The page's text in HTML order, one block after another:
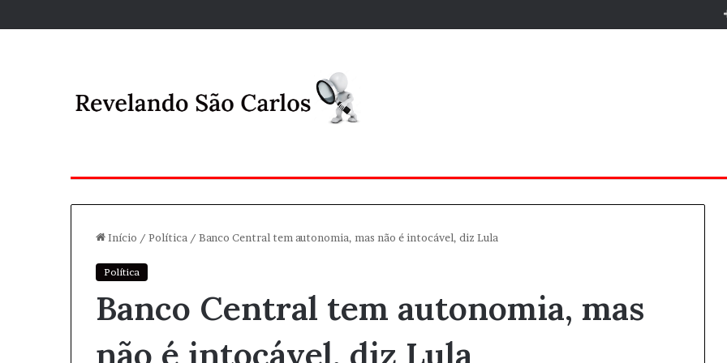
Início / Política / Banco Central tem autonomia, mas não é intocável, diz Lula
Política
Banco Central tem autonomia, mas
não é intocável, diz Lula